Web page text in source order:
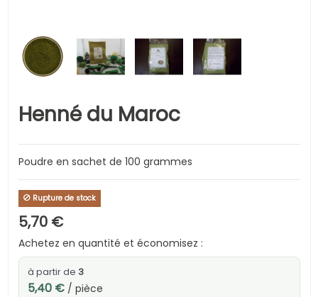
Henné du Maroc
Poudre en sachet de 100 grammes
Rupture de stock
5,70 €
Achetez en quantité et économisez :
à partir de 3
5,40 €/ pièce